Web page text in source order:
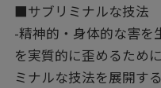
■サブリミナルな技法
-精神的・身体的な害を
を実質的に歪めるため
ミナルな技法を展開す